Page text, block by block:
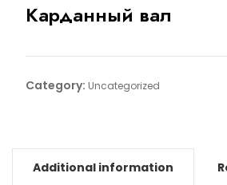
Карданный вал
Category: Uncategorized
Additional information